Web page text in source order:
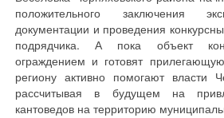
положительного заключения
документации и проведения
подрядчика. А пока объект
ограждением и готовят
региону активно помогают власти
рассчитывая в будущем на
кантоведов на территорию